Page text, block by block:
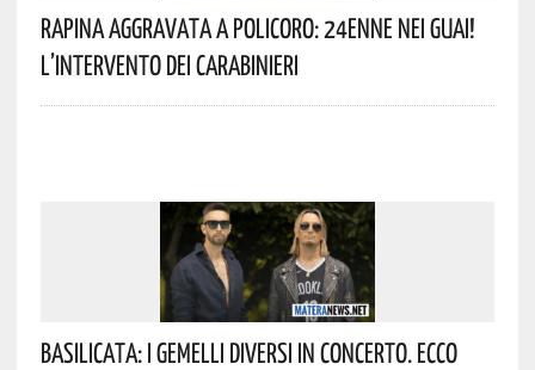
Rapina Aggravata A Policoro: 24enne Nei Guai!
L’intervento Dei Carabinieri
Basilicata: I Gemelli DiVersi In Concerto. Ecco